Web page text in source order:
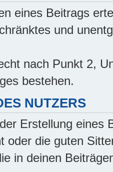
eines Beitrags
und
nach Punkt 2,
bestehen.
NUTZERS
Erstellung eines
oder die guten
in deinen